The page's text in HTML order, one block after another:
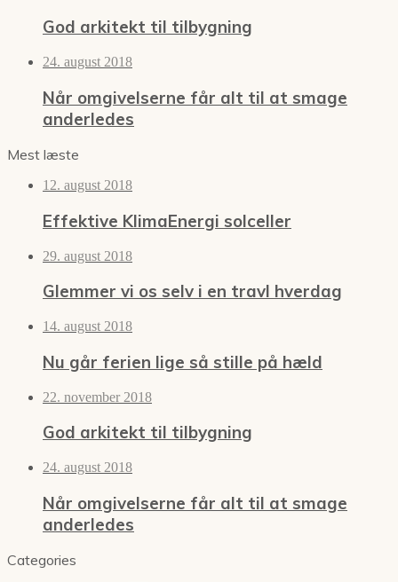
God arkitekt til tilbygning
24. august 2018
Når omgivelserne får alt til at smage
anderledes
Mest læste
12. august 2018
Effektive KlimaEnergi solceller
29. august 2018
Glemmer vi os selv i en travl hverdag
14. august 2018
Nu går ferien lige så stille på hæld
22. november 2018
God arkitekt til tilbygning
24. august 2018
Når omgivelserne får alt til at smage
anderledes
Categories